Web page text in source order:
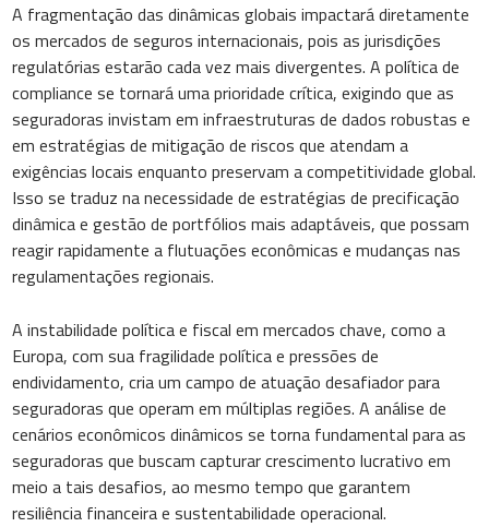
A fragmentação das dinâmicas globais impactará diretamente
os mercados de seguros internacionais, pois as jurisdições
regulatórias estarão cada vez mais divergentes. A política de
compliance se tornará uma prioridade crítica, exigindo que as
seguradoras invistam em infraestruturas de dados robustas e
em estratégias de mitigação de riscos que atendam a
exigências locais enquanto preservam a competitividade global.
Isso se traduz na necessidade de estratégias de precificação
dinâmica e gestão de portfólios mais adaptáveis, que possam
reagir rapidamente a flutuações econômicas e mudanças nas
regulamentações regionais.
A instabilidade política e fiscal em mercados chave, como a
Europa, com sua fragilidade política e pressões de
endividamento, cria um campo de atuação desafiador para
seguradoras que operam em múltiplas regiões. A análise de
cenários econômicos dinâmicos se torna fundamental para as
seguradoras que buscam capturar crescimento lucrativo em
meio a tais desafios, ao mesmo tempo que garantem
resiliência financeira e sustentabilidade operacional.